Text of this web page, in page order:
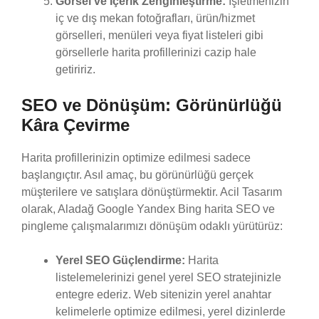
iç ve dış mekan fotoğrafları, ürün/hizmet
görselleri, menüleri veya fiyat listeleri gibi
görsellerle harita profillerinizi cazip hale
getiririz.
SEO ve Dönüşüm: Görünürlüğü
Kâra Çevirme
Harita profillerinizin optimize edilmesi sadece
başlangıçtır. Asıl amaç, bu görünürlüğü gerçek
müşterilere ve satışlara dönüştürmektir. Acil Tasarım
olarak, Aladağ Google Yandex Bing harita SEO ve
pingleme çalışmalarımızı dönüşüm odaklı yürütürüz:
Yerel SEO Güçlendirme: Harita
listelemelerinizi genel yerel SEO stratejinizle
entegre ederiz. Web sitenizin yerel anahtar
kelimelerle optimize edilmesi, yerel dizinlerde